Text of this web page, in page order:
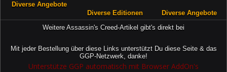
Diverse Angebote
Diverse Editionen
Diverse Angebote
Weitere Assassin's Creed-Artikel gibt's direkt bei
Mit jeder Bestellung über diese Links unterstützt Du diese Seite & das
GGP-Netzwerk, danke!
Unterstütze GGP automatisch mit Browser AddOn's